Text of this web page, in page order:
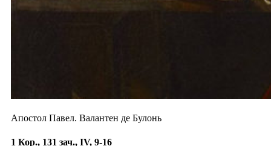
Апостол Павел. Валантен де Булонь
1 Кор., 131 зач., IV, 9-16